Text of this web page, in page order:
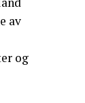
av
og